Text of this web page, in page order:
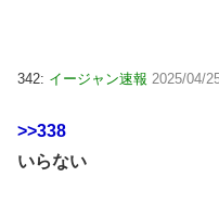
342: イージャン速報 2025/04/
>>338
いらない